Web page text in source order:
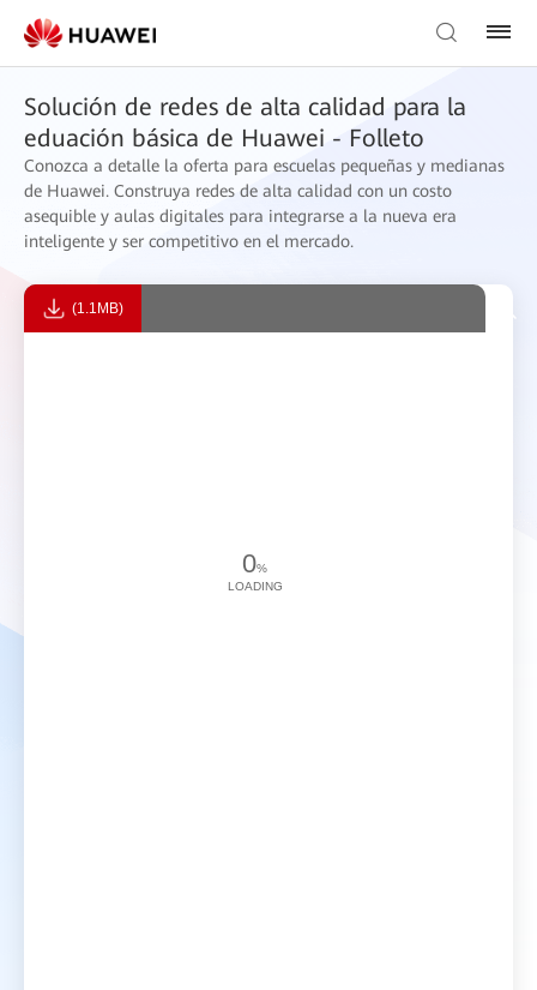
Solución de redes de alta calidad para la
eduación básica de Huawei - Folleto
Conozca a detalle la oferta para escuelas pequeñas y medianas
de Huawei. Construya redes de alta calidad con un costo
asequible y aulas digitales para integrarse a la nueva era
inteligente y ser competitivo en el mercado.
(1.1MB)
0%
LOADING